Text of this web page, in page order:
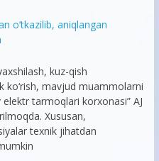
o’tkazilib, aniqlangan
kuz-qish
ko‘rish, mavjud muammolarni
tarmoqlari korxonasi” AJ
Xususan,
texnik jihatdan